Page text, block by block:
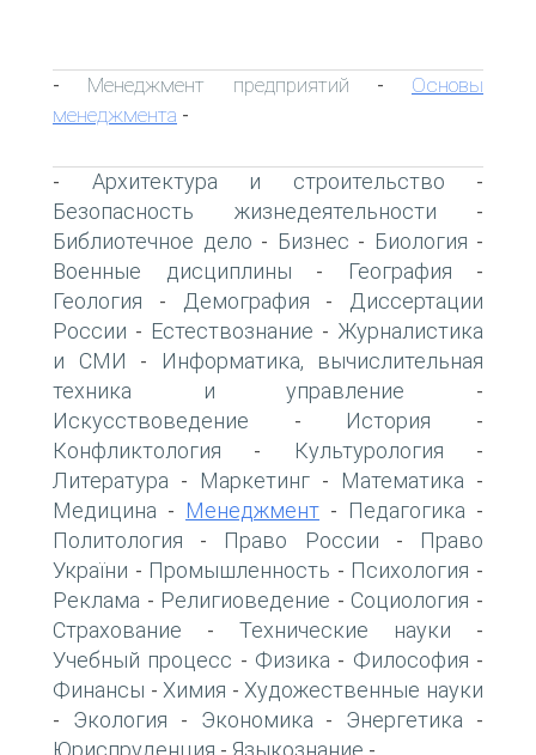
- Менеджмент предприятий - Основы
менеджмента -
- Архитектура и строительство -
Безопасность жизнедеятельности -
Библиотечное дело - Бизнес - Биология -
Военные дисциплины - География -
Геология - Демография -
Диссертации
России - Естествознание - Журналистика
и СМИ -
Информатика, вычислительная
техника и управление -
Искусствоведение - История -
Конфликтология - Культурология -
Литература - Маркетинг - Математика -
Медицина - Менеджмент - Педагогика -
Политология - Право России -
Право
України - Промышленность - Психология -
Реклама - Религиоведение - Социология -
Страхование - Технические науки -
Учебный процесс - Физика - Философия -
Финансы - Химия - Художественные науки
- Экология - Экономика - Энергетика -
Юриспруденция Языкознание